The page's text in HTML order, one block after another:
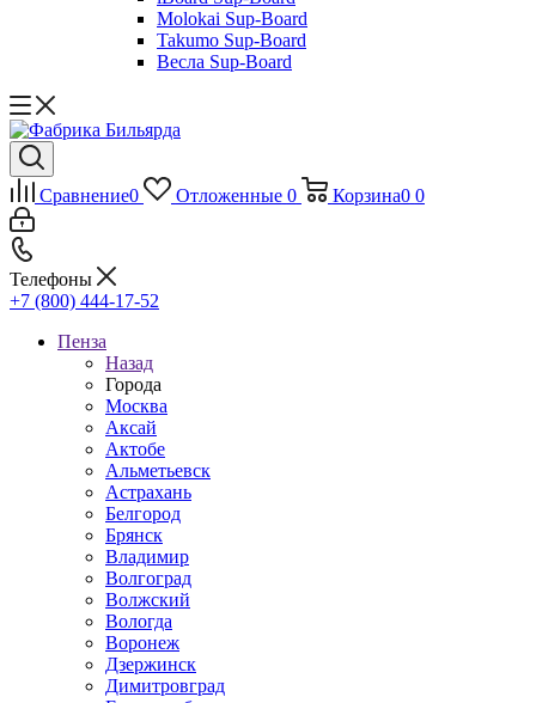
Molokai Sup-Board
Takumo Sup-Board
Весла Sup-Board
Сравнение0 Отложенные 0 Корзина0 0
Телефоны
+7 (800) 444-17-52
Пенза
Назад
Города
Москва
Аксай
Актобе
Альметьевск
Астрахань
Белгород
Брянск
Владимир
Волгоград
Волжский
Вологда
Воронеж
Дзержинск
Димитровград